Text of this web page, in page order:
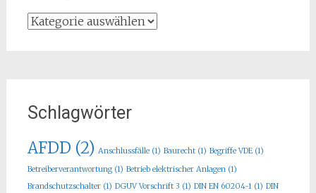
Kategorie
Schlagwörter
AFDD (2) Anschlussfälle(1) Baurecht(1) Begriffe VDE(1)
Betreiberverantwortung(1) Betrieb elektrischer Anlagen(1)
Brandschutzschalter(1) DGUV Vorschrift 3 (1) DIN EN 60204-1(1) DIN